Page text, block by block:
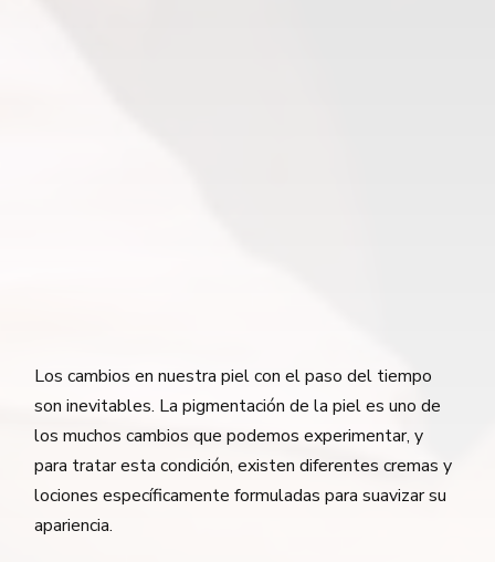
Los cambios en nuestra piel con el paso del tiempo
son inevitables. La pigmentación de la piel es uno de
los muchos cambios que podemos experimentar, y
para tratar esta condición, existen diferentes cremas y
lociones específicamente formuladas para suavizar su
apariencia.